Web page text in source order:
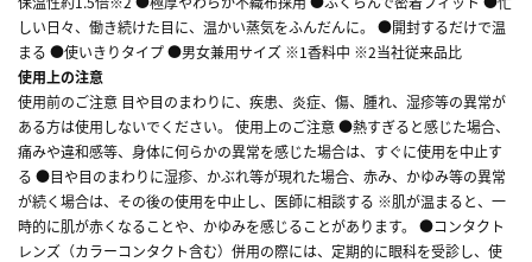
しい日々、働き続けた目に、温かい蒸気をふんだんに。 ●開封するだけで温
まる ●使いきりタイプ ●男女兼用サイズ ※1香料中 ※2当社従来品比
使用上の注意
使用前のご注意 目や目のまわりに、疾患、炎症、傷、腫れ、湿疹等の異常が
ある方は使用しないでください。 使用上のご注意 ●熱すぎると感じた場合、
痛みや違和感等、身体に何らかの異常を感じた場合は、すぐに使用を中止す
る ●目や目のまわりに湿疹、かぶれ等が現れた場合、赤み、かゆみ等の異常
が続く場合は、その後の使用を中止し、医師に相談する ※肌が温まると、一
時的に肌が赤くなることや、かゆみを感じることがあります。 ●コンタクト
レンズ（カラーコンタクト含む）併用の際には、定期的に眼科を受診し、使